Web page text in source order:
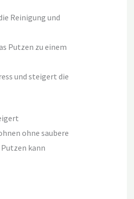
Reinigung und
Putzen zu einem
und steigert die
ohne saubere
kann